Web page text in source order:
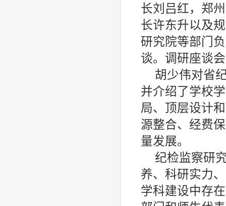
长刘吕红，郑
长许东升以及
研究院等部门
谈。调研座谈
胡少伟对省
并介绍了学校
局、顶层设计
源整合、经费
量发展。
纪检监察研
养、科研实力
学科建设中存